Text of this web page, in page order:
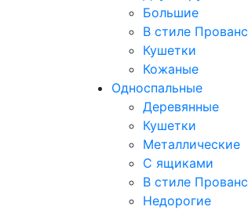
Большие
В стиле Прованс
Кушетки
Кожаные
Односпальные
Деревянные
Кушетки
Металлические
С ящиками
В стиле Прованс
Недорогие